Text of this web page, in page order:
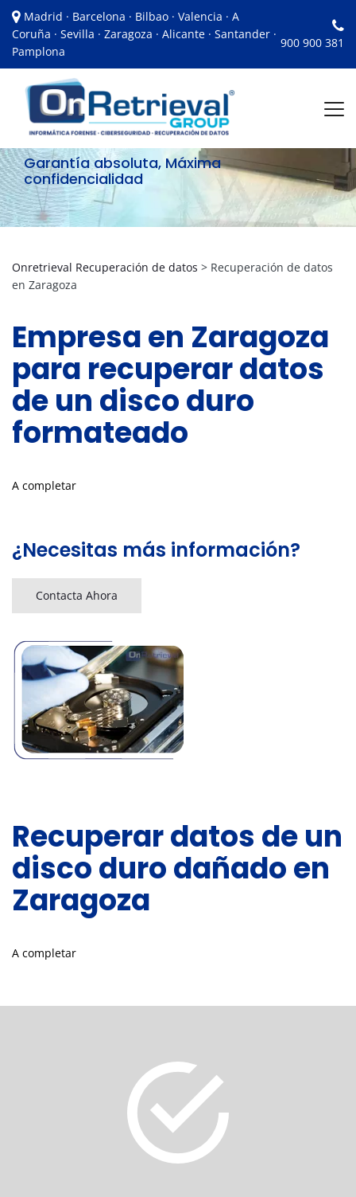
Madrid · Barcelona · Bilbao · Valencia · A
Coruña · Sevilla · Zaragoza · Alicante · Santander ·
Pamplona
900 900 381
Recuperación
de datos en
Zaragoza
Garantía absoluta, Máxima
confidencialidad
Onretrieval Recuperación de datos > Recuperación de datos
en Zaragoza
Empresa en Zaragoza
para recuperar datos
de un disco duro
formateado
A completar
¿Necesitas más información?
Contacta Ahora
Recuperar datos de un
disco duro dañado en
Zaragoza
A completar